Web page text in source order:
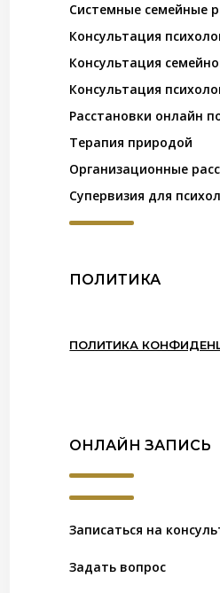
Системные семейные
Консультация
Консультация
Консультация
Расстановки онлайн
Терапия природой
Организационные
Супервизия для
ПОЛИТИКА
ПОЛИТИКА
ОНЛАЙН ЗАПИСЬ
Записаться на
Задать вопрос